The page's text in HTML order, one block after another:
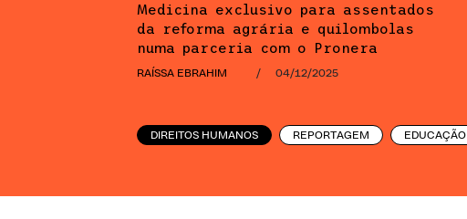
Medicina exclusivo para assentados
da reforma agrária e quilombolas
numa parceria com o Pronera
RAÍSSA EBRAHIM / 04/12/2025
DIREITOS HUMANOS REPORTAGEM EDUCAÇÃO